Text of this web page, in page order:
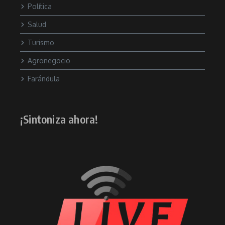
Política
Salud
Turismo
Agronegocio
Farándula
¡Sintoniza ahora!